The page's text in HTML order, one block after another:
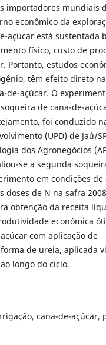
importadores mundiais
econômico da
açúcar está sustentada
físico, custo de
Portanto, estudos
têm efeito direto
de-açúcar. O
de cana-de-
foi conduzido
(UPD) de Jaú/
dos Agronegócios
se a segunda
em condições
doses de N na safra
obtenção da receita
econômica
com aplicação de
de ureia, aplicada
longo do ciclo.
cana-de-açúcar,